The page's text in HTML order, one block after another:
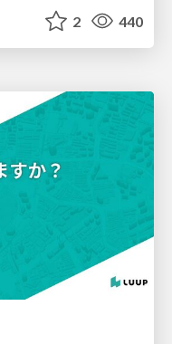
2 440